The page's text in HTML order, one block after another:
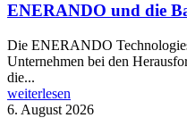
ENERANDO und die
Die ENERANDO
Unternehmen bei den
die...
weiterlesen
6. August 2026